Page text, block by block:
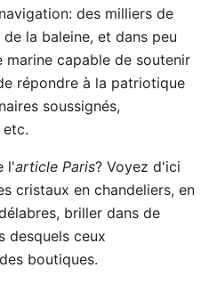
des milliers de
la baleine, et dans peu
marine capable de soutenir
répondre à la patriotique
soussignés,
etc.
l'article Paris? Voyez d'ici
cristaux en chandeliers, en
briller dans de
desquels ceux
boutiques.